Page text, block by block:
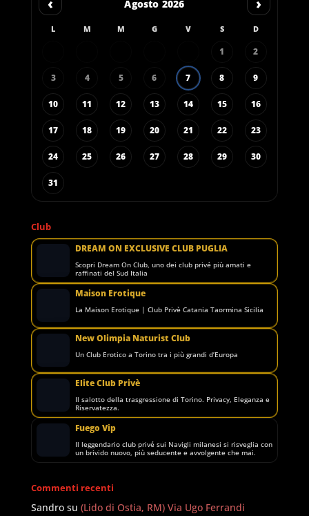
Agosto 2026
L M M G V S D
1 2
3 4 5 6 7 8 9
10 11 12 13 14 15 16
17 18 19 20 21 22 23
24 25 26 27 28 29 30
31
Club
DREAM ON EXCLUSIVE CLUB PUGLIA
Scopri Dream On Club, uno dei club privé più amati e
raffinati del Sud Italia
Maison Erotique
La Maison Erotique | Club Privè Catania Taormina Sicilia
New Olimpia Naturist Club
Un Club Erotico a Torino tra i più grandi d’Europa
Elite Club Privè
Il salotto della trasgressione di Torino. Privacy, Eleganza e
Riservatezza.
Fuego Vip
Il leggendario club privé sui Navigli milanesi si risveglia con
un brivido nuovo, più seducente e avvolgente che mai.
Commenti recenti
Sandrosu (Lido di Ostia, RM) Via Ugo Ferrandi